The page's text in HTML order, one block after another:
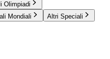
Olimpiadi
Mondiali Altri Speciali